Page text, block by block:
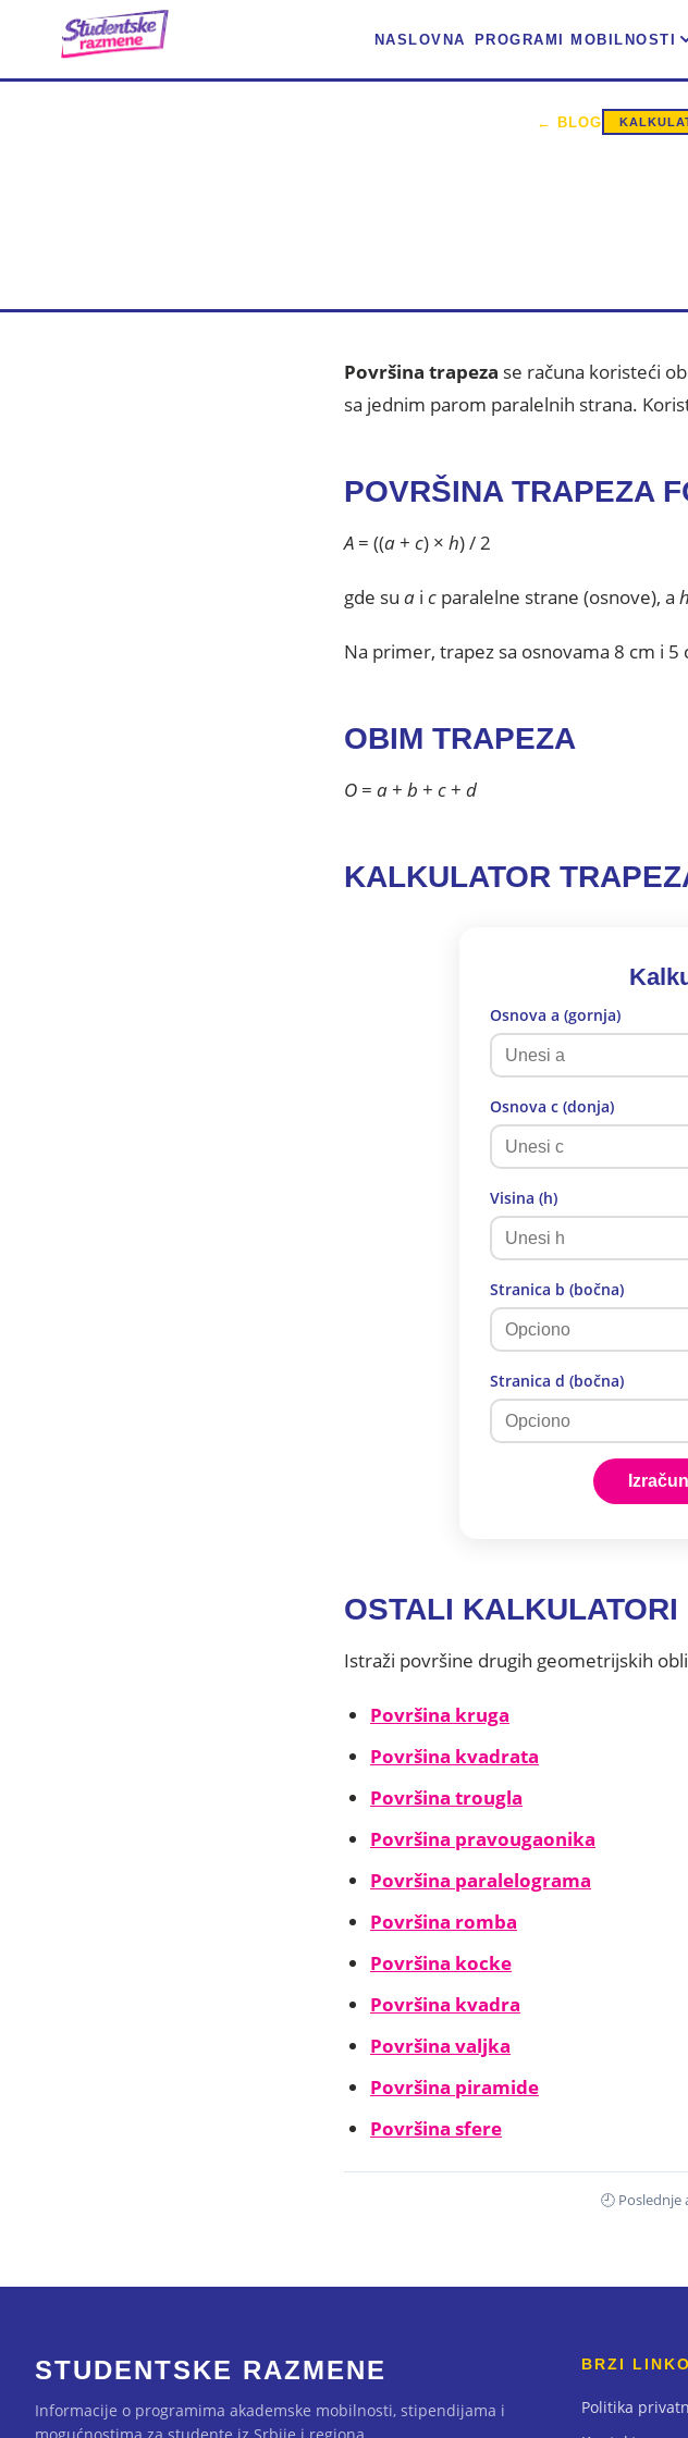
NASLOVNA PROGRAMI MOBILNOSTI
← BLOG
Površina trapeza se računa koristeći
sa jednim parom paralelnih strana.
POVRŠINA TRAPEZA
A = ((a+ c) × h) / 2
gde su a i c paralelne strane (osnove), a h
Na primer, trapez sa osnovama 8 cm i 5
OBIM TRAPEZA
O = a+ b + c+ d
KALKULATOR
Osnova a (gornja)
Osnova c (donja)
Visina (h)
Stranica b (bočna)
Stranica d (bočna)
OSTALI KALKULATORI
Istraži površine drugih geometrijskih
Površina kruga
Površina kvadrata
Površina trougla
Površina pravougaonika
Površina paralelograma
Površina romba
Površina kocke
Površina kvadra
Površina valjka
Površina piramide
Površina sfere
🕘 Poslednje
STUDENTSKE RAZMENE
Informacije o programima akademske mobilnosti, stipendijama i
BRZI
Politika